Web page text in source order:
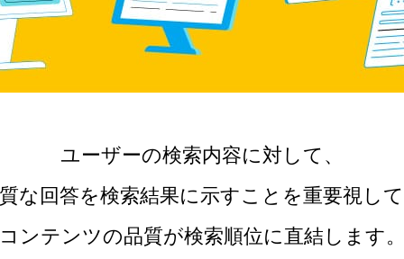
ユーザーの検索内容に対して、
な回答を検索結果に示すことを重要視し
ンテンツの品質が検索順位に直結します